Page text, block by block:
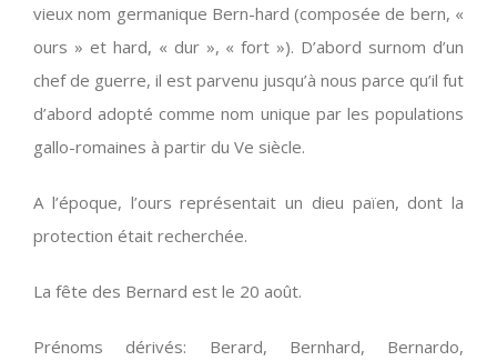
vieux nom germanique Bern-hard (composée de bern, «
ours » et hard, « dur », « fort »). D’abord surnom d’un
chef de guerre, il est parvenu jusqu’à nous parce qu’il fut
d’abord adopté comme nom unique par les populations
gallo-romaines à partir du Ve siècle.
A l’époque, l’ours représentait un dieu païen, dont la
protection était recherchée.
La fête des Bernard est le 20 août.
Prénoms dérivés: Berard, Bernhard, Bernardo,